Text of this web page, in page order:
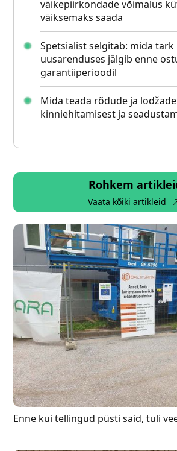
väikepiirkondade võimalus
väiksemaks saada
Spetsialist selgitab: mida
uusarenduses jälgib enne
garantiiperioodil
Mida teada rõdude ja lodžade
kinniehitamisest ja
Rohkem
Vaata kõiki artikleid
Enne kui tellingud püsti said, tuli